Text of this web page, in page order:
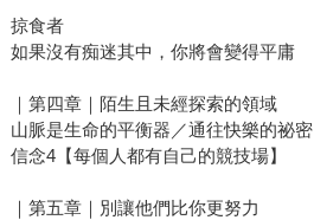
掠食者
如果沒有痴迷其中，你將會變得平庸
｜第四章｜陌生且未經探索的領域
山脈是生命的平衡器／通往快樂的祕密
信念4【每個人都有自己的競技場】
｜第五章｜別讓他們比你更努力